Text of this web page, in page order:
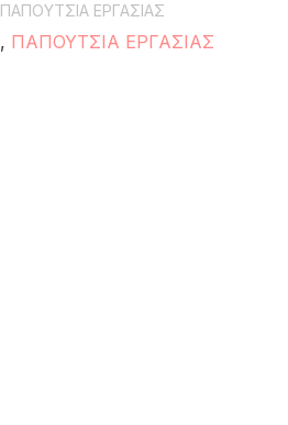
ΠΑΠΟΥΤΣΙΑ ΕΡΓΑΣΙΑΣ
, ΠΑΠΟΥΤΣΙΑ ΕΡΓΑΣΙΑΣ